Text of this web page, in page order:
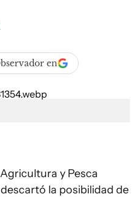
en
y Pesca
la posibilidad de